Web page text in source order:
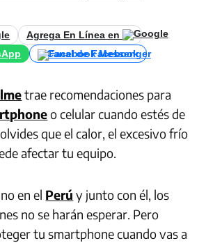
Agrega En Línea en
Canal de Facebook
trae recomendaciones para
o celular cuando estés de
que el calor, el excesivo frío
afectar tu equipo.
en el Perú y junto con él, los
no se harán esperar. Pero
tu smartphone cuando vas a